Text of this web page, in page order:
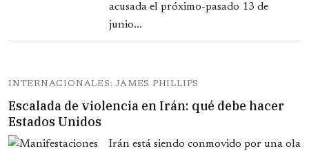
acusada el próximo-pasado 13 de
junio...
INTERNACIONALES: JAMES PHILLIPS
Escalada de violencia en Irán: qué debe hacer
Estados Unidos
Irán está siendo conmovido por una ola